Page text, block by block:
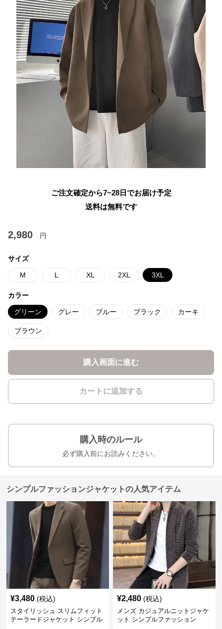
ご注文確定から7~28日でお届け予定
送料は無料です
2,980 円
サイズ
M L XL 2XL 3XL
カラー
グリーン グレー ブルー ブラック カーキ
ブラウン
購入画面に進む
カートに追加する
購入時のルール
必ず購入前にお読みください。
シンプルファッションジャケットの人気アイテム
¥3,480 (税込)
スタイリッシュ スリムフィット
テーラードジャケット シンプル
¥2,480 (税込)
メンズ カジュアルニットジャケ
ット シンプルファッション